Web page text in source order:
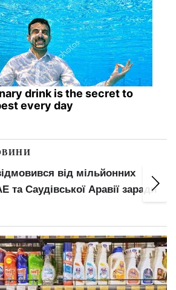
drink is the secret to
every day
поділять на три
у виплатах